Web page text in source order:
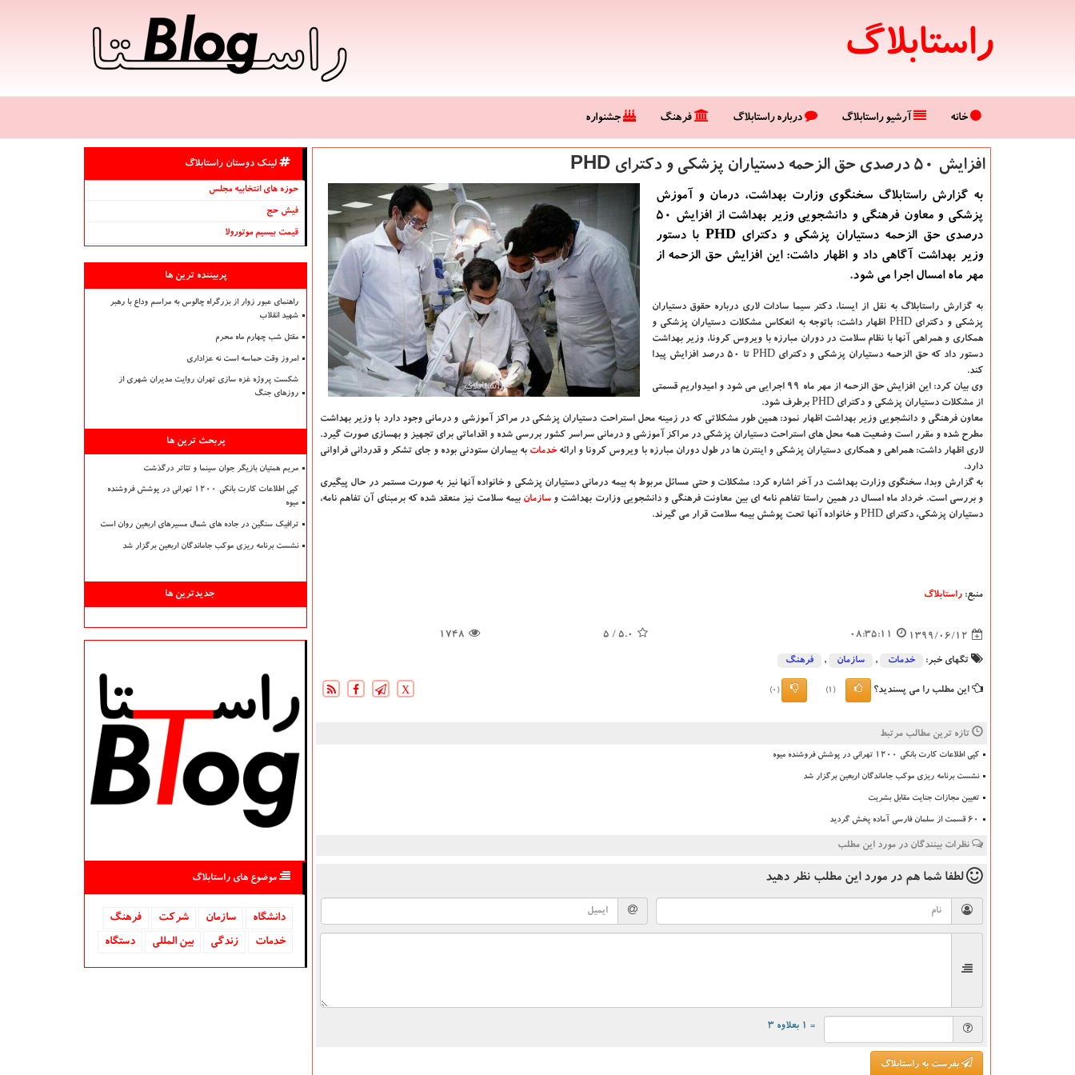
راستابلاگ
خانه آرشیو راستابلاگ درباره راستابلاگ فرهنگ جشنواره
افزایش 50 درصدی حق الزحمه دستیاران پزشكی و دكترای PHD
به گزارش راستابلاگ سخنگوی وزارت بهداشت، درمان و آموزش
پزشكی و معاون فرهنگی و دانشجویی وزیر بهداشت از افزایش 50
درصدی حق الزحمه دستیاران پزشكی و دكترای PHD با دستور
وزیر بهداشت آگاهی داد و اظهار داشت: این افزایش حق الزحمه از
مهر ماه امسال اجرا می شود.
به گزارش راستابلاگ به نقل از ایسنا، دکتر سیما سادات لاری درباره حقوق دستیاران
پزشکی و دکترای PHD اظهار داشت: باتوجه به انعکاس مشکلات دستیاران پزشکی و
همکاری و همراهی آنها با نظام سلامت در دوران مبارزه با ویروس کرونا، وزیر بهداشت
دستور داد که حق الزحمه دستیاران پزشکی و دکترای PHD تا ۵۰ درصد افزایش پیدا
کند.
وی بیان کرد: این افزایش حق الزحمه از مهر ماه ۹۹ اجرایی می شود و امیدواریم قسمتی
از مشکلات دستیاران پزشکی و دکترای PHD برطرف شود.
معاون فرهنگی و دانشجویی وزیر بهداشت اظهار نمود: همین طور مشکلاتی که در زمینه محل استراحت دستیاران پزشکی در مراکز آموزشی و درمانی وجود دارد با وزیر بهداشت
مطرح شده و مقرر است وضعیت همه محل های استراحت دستیاران پزشکی در مراکز آموزشی و درمانی سراسر کشور بررسی شده و اقداماتی برای تجهیز و بهسازی صورت گیرد.
لاری اظهار داشت: همراهی و همکاری دستیاران پزشکی و اینترن ها در طول دوران مبارزه با ویروس کرونا و ارائه خدمات به بیماران ستودنی بوده و جای تشکر و قدردانی فراوانی
دارد.
به گزارش وبدا، سخنگوی وزارت بهداشت در آخر اشاره کرد: مشکلات و حتی مسائل مربوط به بیمه درمانی دستیاران پزشکی و خانواده آنها نیز به صورت مستمر در حال پیگیری
و بررسی است. خرداد ماه امسال در همین راستا تفاهم نامه ای بین معاونت فرهنگی و دانشجویی وزارت بهداشت و سازمان بیمه سلامت نیز منعقد شده که برمبنای آن تفاهم نامه،
دستیاران پزشکی، دکترای PHD و خانواده آنها تحت پوشش بیمه سلامت قرار می گیرند.
منبع: راستابلاگ
1399/06/12
08:35:11
5.0
/ 5
1748
تگهای خبر: خدمات , سازمان , فرهنگ
این مطلب را می پسندید؟ (1)
(0)
X
تازه ترین مطالب مرتبط
کپی اطلاعات کارت بانکی ۱۲۰۰ تهرانی در پوشش فروشنده میوه
نشست برنامه ریزی موکب جاماندگان اربعین برگزار شد
تعیین مجازات جنایت مقابل بشریت
۶۰ قسمت از سلمان فارسی آماده پخش گردید
نظرات بینندگان در مورد این مطلب
لطفا شما هم در مورد این مطلب نظر دهید
= ۱ بعلاوه ۳
بفرست به راستابلاگ
لینک دوستان راستابلاگ
حوزه های انتخابیه مجلس
فیش حج
قیمت بیسیم موتورولا
پربیننده ترین ها
راهنمای عبور زوار از بزرگراه چالوس به مراسم وداع با رهبر
شهید انقلاب
مقتل شب چهارم ماه محرم
امروز وقت حماسه است نه عزاداری
شکست پروژه غزه سازی تهران روایت مدیران شهری از
روزهای جنگ
پربحث ترین ها
مریم همتیان بازیگر جوان سینما و تئاتر درگذشت
کپی اطلاعات کارت بانکی ۱۲۰۰ تهرانی در پوشش فروشنده
میوه
ترافیک سنگین در جاده های شمال مسیرهای اربعین روان است
نشست برنامه ریزی موکب جاماندگان اربعین برگزار شد
جدیدترین ها
موضوع های راستابلاگ
دانشگاه‌ سازمان شركت
فرهنگ
خدمات
زندگی بین المللی دستگاه